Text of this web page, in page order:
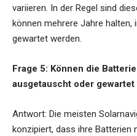
variieren. In der Regel sind
können mehrere Jahre
gewartet werden.
Frage 5: Können die
ausgetauscht oder gewartet
Antwort: Die meisten
konzipiert, dass ihre Batterien